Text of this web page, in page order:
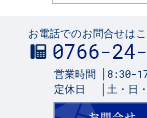
お電話でのお問合せは
0766-
営業時間 8:30-
定休日 土・日